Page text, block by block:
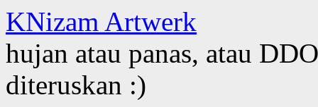
KNizam Artwerk
hujan atau panas, atau
diteruskan :)